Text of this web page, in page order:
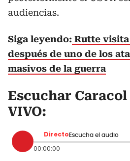
audiencias.
Siga leyendo: Rutte
después de uno de los
masivos de la guerra
Escuchar Caracol
VIVO:
Directo Escucha el audio
00:00:00